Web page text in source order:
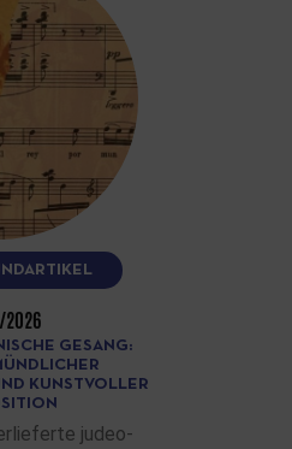
GESANG:
KUNSTVOLLER
judeo-